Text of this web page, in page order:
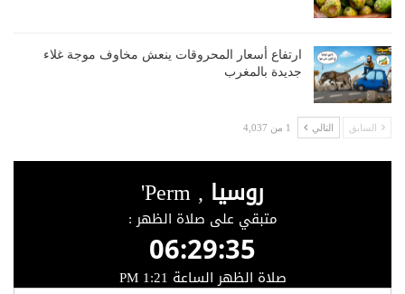
ارتفاع أسعار المحروقات ينعش مخاوف موجة غلاء
جديدة بالمغرب
السابق التالي 1 من 4,037